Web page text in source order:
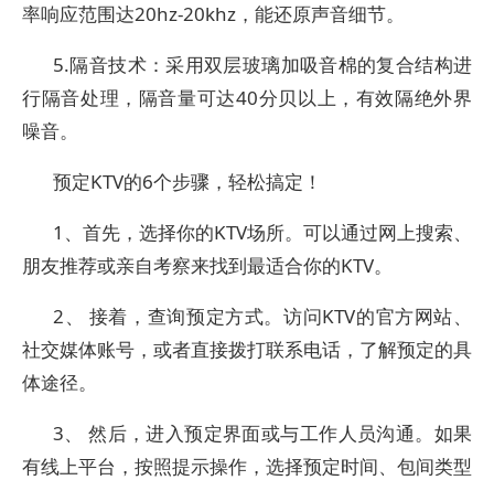
率响应范围达20hz-20khz，能还原声音细节。
5.隔音技术：采用双层玻璃加吸音棉的复合结构进
行隔音处理，隔音量可达40分贝以上，有效隔绝外界
噪音。
预定KTV的6个步骤，轻松搞定！
1、首先，选择你的KTV场所。可以通过网上搜索、
朋友推荐或亲自考察来找到最适合你的KTV。
2、 接着，查询预定方式。访问KTV的官方网站、
社交媒体账号，或者直接拨打联系电话，了解预定的具
体途径。
3、 然后，进入预定界面或与工作人员沟通。如果
有线上平台，按照提示操作，选择预定时间、包间类型